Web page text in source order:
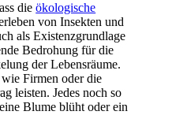
dieökologische
von Insekten und
als Existenzgrundlage
Bedrohung für die
der Lebensräume.
Firmen oder die
leisten. Jedes noch so
Blume blüht oder ein